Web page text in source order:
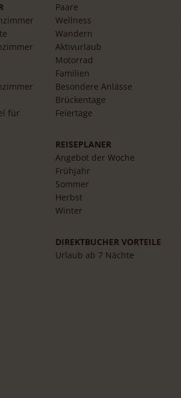
für
Paare
Wellness
Wandern
Aktivurlaub
Motorrad
Familien
Besondere Anlässe
Brückentage
Feiertage
REISEPLANER
Angebot der Woche
Frühjahr
Sommer
Herbst
Winter
DIREKTBUCHER VORTEILE
Urlaub ab 7 Nächte